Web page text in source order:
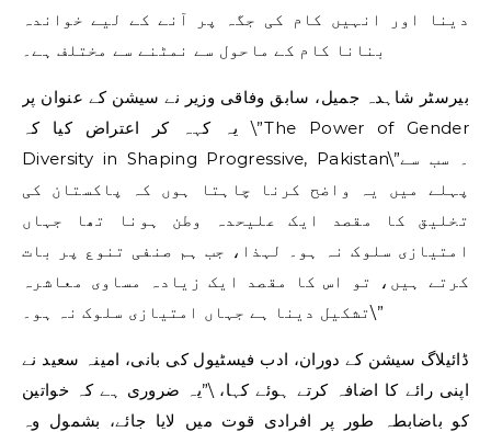
دینا اور انہیں کام کی جگہ پر آنے کے لیے خواندہ
بنانا کام کے ماحول سے نمٹنے سے مختلف ہے۔
بیرسٹر شاہدہ جمیل، سابق وفاقی وزیر نے سیشن کے عنوان پر
یہ کہہ کر اعتراض کیا کہ \”The Power of Gender
Diversity in Shaping Progressive, Pakistan\”۔ سب سے
پہلے میں یہ واضح کرنا چاہتا ہوں کہ پاکستان کی
تخلیق کا مقصد ایک علیحدہ وطن ہونا تھا جہاں
امتیازی سلوک نہ ہو۔ لہذا، جب ہم صنفی تنوع پر بات
کرتے ہیں، تو اس کا مقصد ایک زیادہ مساوی معاشرہ
تشکیل دینا ہے جہاں امتیازی سلوک نہ ہو۔\”
ڈائیلاگ سیشن کے دوران، ادب فیسٹیول کی بانی، امینہ سعید نے
اپنی رائے کا اضافہ کرتے ہوئے کہا، \”یہ ضروری ہے کہ خواتین
کو باضابطہ طور پر افرادی قوت میں لایا جائے، بشمول وہ